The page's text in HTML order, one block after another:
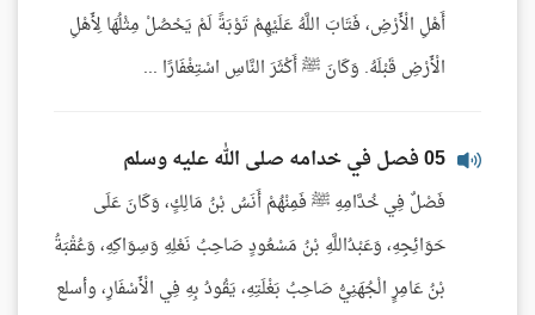
أَهْلِ الْأَرْضِ، فَتَابَ اللَّهُ عَلَيْهِمْ تَوْبَةً لَمْ يَحْصُلْ مِثْلُهَا لِأَهْلِ
الْأَرْضِ قَبْلَهُ. وَكَانَ ﷺ أَكْثَرَ النَّاسِ اسْتِغْفَارًا ...
05 فصل في خدامه صلى الله عليه وسلم
فَصْلٌ فِي خُدَّامِهِ ﷺ فَمِنْهُمْ أَنَسُ بْنُ مَالِكٍ، وَكَانَ عَلَى
حَوَائِجِهِ، وَعَبْدُاللَّهِ بْنُ مَسْعُودٍ صَاحِبُ نَعْلِهِ وَسِوَاكِهِ، وَعُقْبَةُ
بْنُ عَامِرٍ الْجُهَنِيُّ صَاحِبُ بَغْلَتِهِ، يَقُودُ بِهِ فِي الْأَسْفَارِ، وأسلع